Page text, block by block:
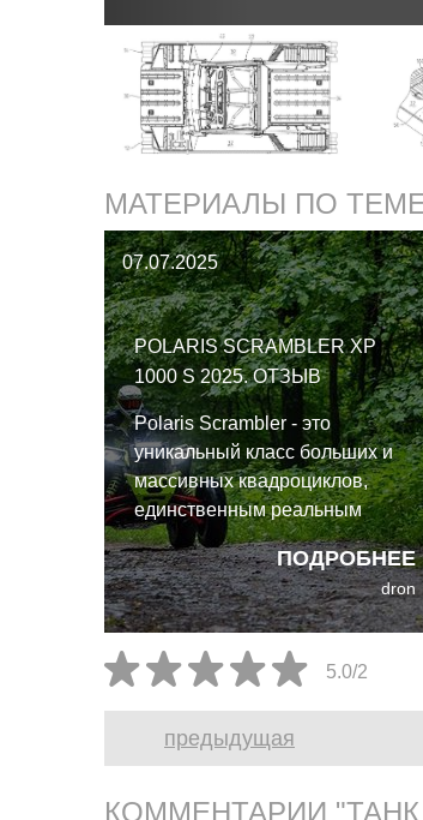
МАТЕРИАЛЫ ПО
07.07.2025
POLARIS SCRAMBLER XP
1000 S 2025. ОТЗЫВ
ПОДРОБНЕЕ
Polaris Scrambler - это
уникальный класс больших и
массивных квадроциклов,
единственным реальным
конкурентом которым можно
назвать Can-Am Renegade X.
dron
5.0/2
предыдущая
КОММЕНТАРИИ "ТАНК